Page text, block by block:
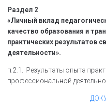
Раздел 2
«Личный вклад
качество образования и
практических результатов
деятельности».
п.2.1. Результаты опыта
профессиональной